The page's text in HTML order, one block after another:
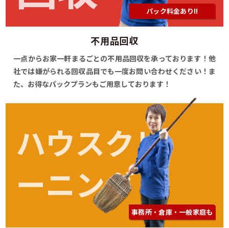
パック料金あり!!
不用品回収
一点からお家一軒まるごとの不用品回収を承っております！他
社では嫌がられる回収品目でも一度お問い合わせください！ま
た、お得なパックプランもご用意しております！
ハウスクリ
ーニング
事務所・倉庫・一般家庭も